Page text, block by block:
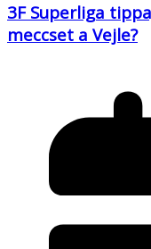
3F Superliga
meccset a Vejle?